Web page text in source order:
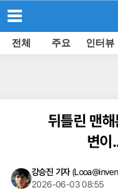
전체 주요 인터뷰
뒤틀린 맨
변이
강승진 기자 (
2026-06-03 08:55